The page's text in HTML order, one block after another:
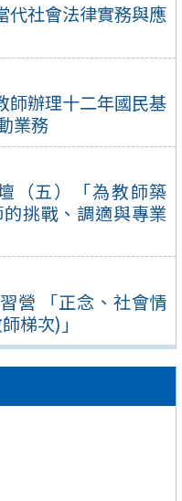
代社會法律實務與應
師辦理十二年國民基
業務
（五）「為教師築
挑戰、調適與專業
營 「正念、社會情
梯次)」